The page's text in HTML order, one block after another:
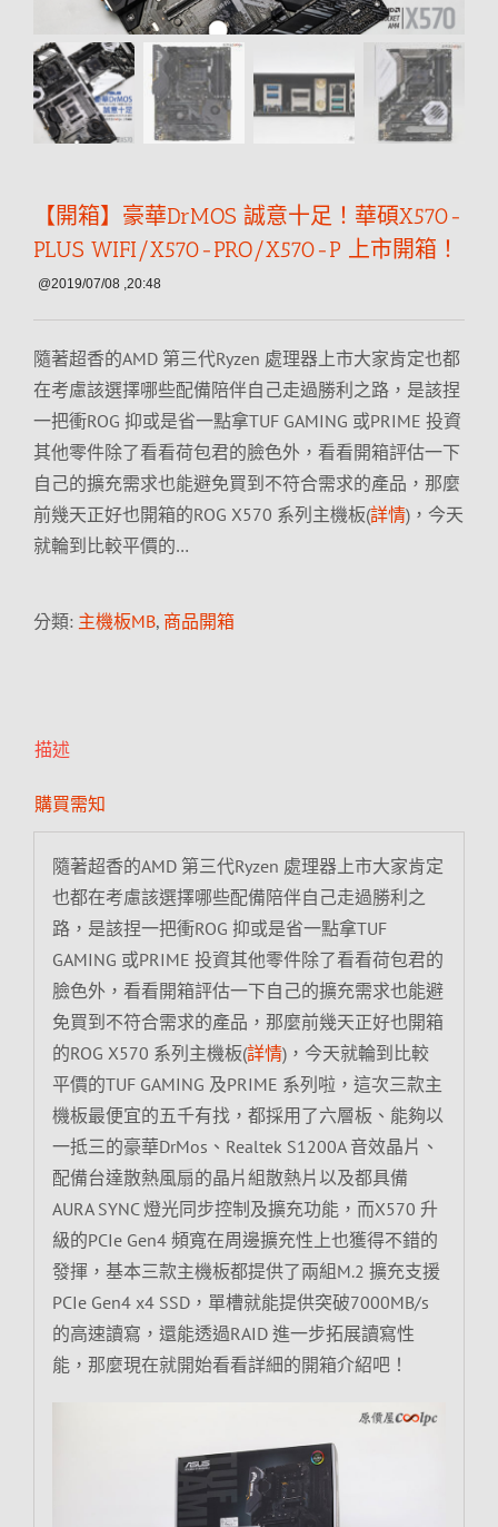
【開箱】豪華DrMOS 誠意十足！華碩X570-
PLUS WIFI/X570-PRO/X570-P 上市開箱！
@2019/07/08 ,20:48
隨著超香的AMD 第三代Ryzen 處理器上市大家肯定也都
在考慮該選擇哪些配備陪伴自己走過勝利之路，是該捏
一把衝ROG 抑或是省一點拿TUF GAMING 或PRIME 投資
其他零件除了看看荷包君的臉色外，看看開箱評估一下
自己的擴充需求也能避免買到不符合需求的產品，那麼
前幾天正好也開箱的ROG X570 系列主機板(詳情)，今天
就輪到比較平價的…
分類: 主機板MB, 商品開箱
描述
購買需知
隨著超香的AMD 第三代Ryzen 處理器上市大家肯定
也都在考慮該選擇哪些配備陪伴自己走過勝利之
路，是該捏一把衝ROG 抑或是省一點拿TUF
GAMING 或PRIME 投資其他零件除了看看荷包君的
臉色外，看看開箱評估一下自己的擴充需求也能避
免買到不符合需求的產品，那麼前幾天正好也開箱
的ROG X570 系列主機板(詳情)，今天就輪到比較
平價的TUF GAMING 及PRIME 系列啦，這次三款主
機板最便宜的五千有找，都採用了六層板、能夠以
一抵三的豪華DrMos、Realtek S1200A 音效晶片、
配備台達散熱風扇的晶片組散熱片以及都具備
AURA SYNC 燈光同步控制及擴充功能，而X570 升
級的PCIe Gen4 頻寬在周邊擴充性上也獲得不錯的
發揮，基本三款主機板都提供了兩組M.2 擴充支援
PCIe Gen4 x4 SSD，單槽就能提供突破7000MB/s
的高速讀寫，還能透過RAID 進一步拓展讀寫性
能，那麼現在就開始看看詳細的開箱介紹吧！